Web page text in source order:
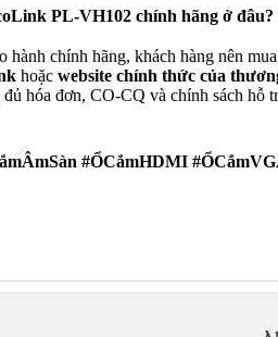
PL-VH102 chính hãng ở đâu?
hành chính hãng, khách hàng nên mua
hoặc website chính thức của
hóa đơn, CO-CQ và chính sách hỗ
#ỔCắmHDMI